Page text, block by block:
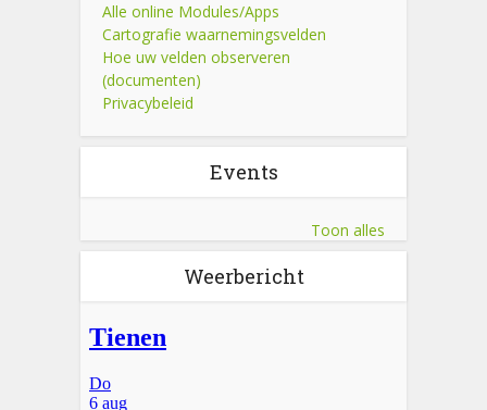
Alle online Modules/Apps
Cartografie waarnemingsvelden
Hoe uw velden observeren
(documenten)
Privacybeleid
Events
Toon alles
Weerbericht